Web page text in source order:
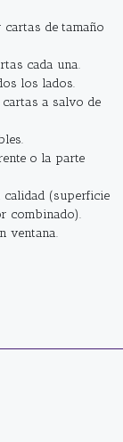
de tamaño
cada una.
los lados.
a salvo de
o la parte
calidad (superficie
combinado).
ventana.